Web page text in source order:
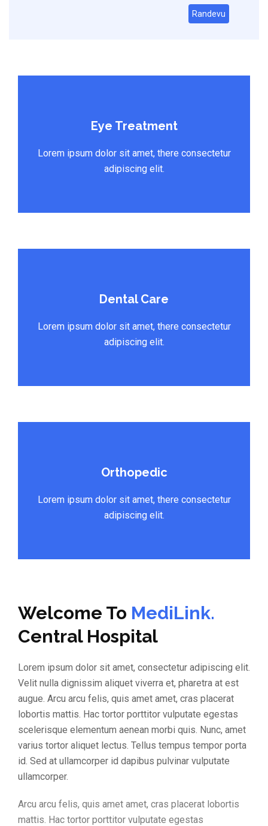
Randevu
Eye Treatment
Lorem ipsum dolor sit amet, there consectetur
adipiscing elit.
Dental Care
Lorem ipsum dolor sit amet, there consectetur
adipiscing elit.
Orthopedic
Lorem ipsum dolor sit amet, there consectetur
adipiscing elit.
Welcome To MediLink.
Central Hospital
Lorem ipsum dolor sit amet, consectetur adipiscing elit.
Velit nulla dignissim aliquet viverra et, pharetra at est
augue. Arcu arcu felis, quis amet amet, cras placerat
lobortis mattis. Hac tortor porttitor vulputate egestas
scelerisque elementum aenean morbi quis. Nunc, amet
varius tortor aliquet lectus. Tellus tempus tempor porta
id. Sed at ullamcorper id dapibus pulvinar vulputate
ullamcorper.
Arcu arcu felis, quis amet amet, cras placerat lobortis
mattis. Hac tortor porttitor vulputate egestas